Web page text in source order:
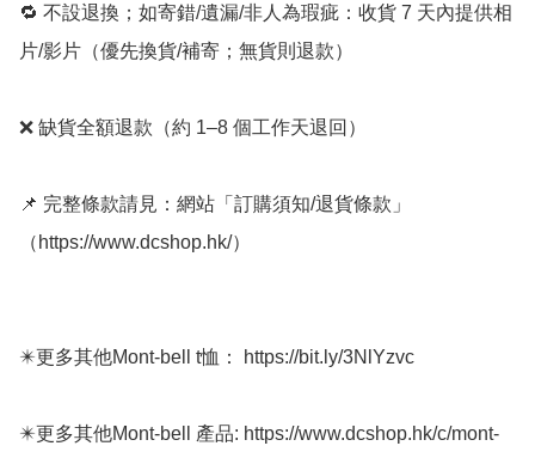
🔁 不設退換；如寄錯/遺漏/非人為瑕疵：收貨 7 天內提供相
片/影片（優先換貨/補寄；無貨則退款）
❌ 缺貨全額退款（約 1–8 個工作天退回）
📌 完整條款請見：網站「訂購須知/退貨條款」
（https://www.dcshop.hk/）
✴️更多其他Mont-bell t恤： https://bit.ly/3NlYzvc
✴️更多其他Mont-bell 產品: https://www.dcshop.hk/c/mont-